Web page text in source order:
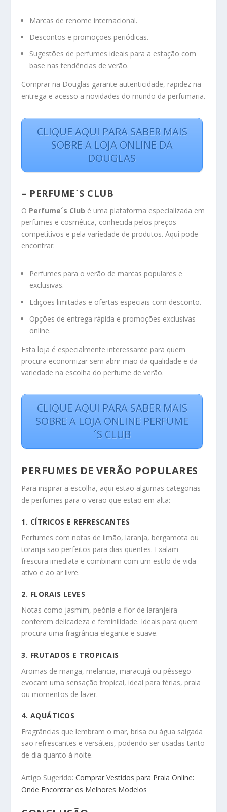
Marcas de renome internacional.
Descontos e promoções periódicas.
Sugestões de perfumes ideais para a estação com
base nas tendências de verão.
Comprar na Douglas garante autenticidade, rapidez na
entrega e acesso a novidades do mundo da perfumaria.
CLIQUE AQUI PARA SABER MAIS
SOBRE A LOJA ONLINE DA
DOUGLAS
– PERFUME´S CLUB
O Perfume´s Club é uma plataforma especializada em
perfumes e cosmética, conhecida pelos preços
competitivos e pela variedade de produtos. Aqui pode
encontrar:
Perfumes para o verão de marcas populares e
exclusivas.
Edições limitadas e ofertas especiais com desconto.
Opções de entrega rápida e promoções exclusivas
online.
Esta loja é especialmente interessante para quem
procura economizar sem abrir mão da qualidade e da
variedade na escolha do perfume de verão.
CLIQUE AQUI PARA SABER MAIS
SOBRE A LOJA ONLINE PERFUME
´S CLUB
PERFUMES DE VERÃO POPULARES
Para inspirar a escolha, aqui estão algumas categorias
de perfumes para o verão que estão em alta:
1. CÍTRICOS E REFRESCANTES
Perfumes com notas de limão, laranja, bergamota ou
toranja são perfeitos para dias quentes. Exalam
frescura imediata e combinam com um estilo de vida
ativo e ao ar livre.
2. FLORAIS LEVES
Notas como jasmim, peónia e flor de laranjeira
conferem delicadeza e feminilidade. Ideais para quem
procura uma fragrância elegante e suave.
3. FRUTADOS E TROPICAIS
Aromas de manga, melancia, maracujá ou pêssego
evocam uma sensação tropical, ideal para férias, praia
ou momentos de lazer.
4. AQUÁTICOS
Fragrâncias que lembram o mar, brisa ou água salgada
são refrescantes e versáteis, podendo ser usadas tanto
de dia quanto à noite.
Artigo Sugerido:Comprar Vestidos para Praia Online:
Onde Encontrar os Melhores Modelos